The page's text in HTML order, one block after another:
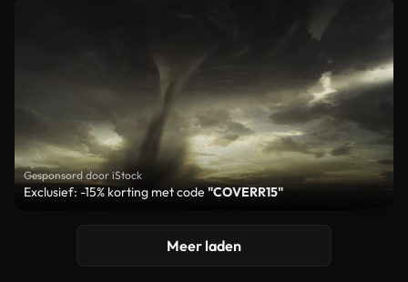
Gesponsord door iStock
Exclusief: -15% korting met code "COVERR15"
Meer laden